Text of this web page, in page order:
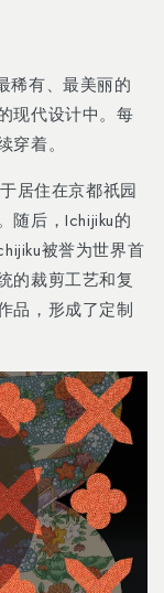
稀有、最美丽的
现代设计中。每
着。
居住在京都祇园
随后，Ichijiku的
被誉为世界首
的裁剪工艺和复
品，形成了定制